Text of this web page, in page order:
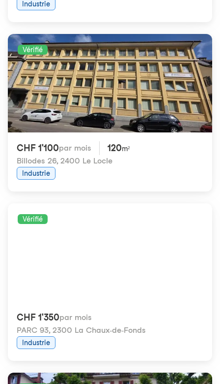
Industrie
Vérifié
CHF 1'100par mois 120m²
Billodes 26, 2400 Le Locle
Industrie
Vérifié
CHF 1'350par mois
PARC 93, 2300 La Chaux-de-Fonds
Industrie